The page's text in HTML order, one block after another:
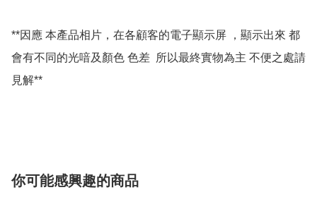
**因應 本產品相片，在各顧客的電子顯示屏 ，顯示出來 都
會有不同的光喑及顏色 色差  所以最終實物為主 不便之處請
見解**
你可能感興趣的商品